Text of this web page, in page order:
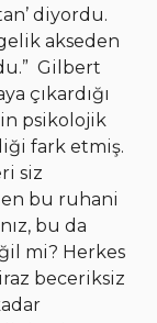
diyordu.
akseden
Gilbert
çıkardığı
psikolojik
fark etmiş.
siz
bu ruhani
bu da
mi? Herkes
beceriksiz